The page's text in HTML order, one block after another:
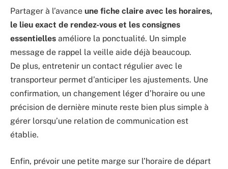
Partager à l’avance une fiche claire avec les horaires,
le lieu exact de rendez-vous et les consignes
essentielles améliore la ponctualité. Un simple
message de rappel la veille aide déjà beaucoup.
De plus, entretenir un contact régulier avec le
transporteur permet d’anticiper les ajustements. Une
confirmation, un changement léger d’horaire ou une
précision de dernière minute reste bien plus simple à
gérer lorsqu’une relation de communication est
établie.
Enfin, prévoir une petite marge sur l’horaire de départ